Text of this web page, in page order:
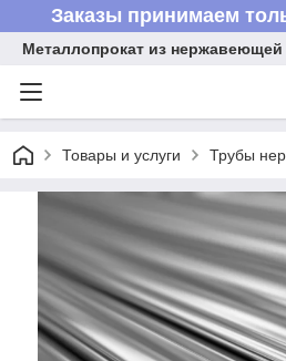
Заказы принимаем
Металлопрокат из
Товары и услуги Трубы